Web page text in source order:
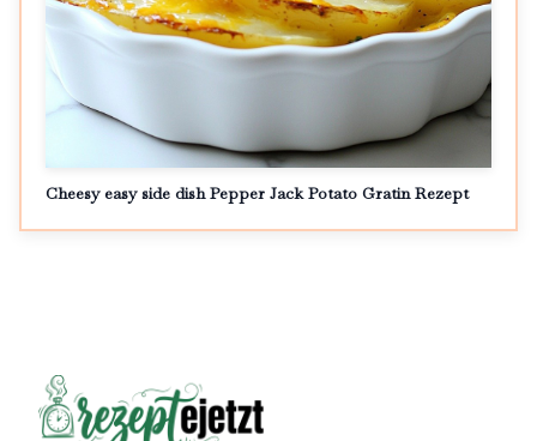
Cheesy easy side dish Pepper Jack Potato Gratin Rezept